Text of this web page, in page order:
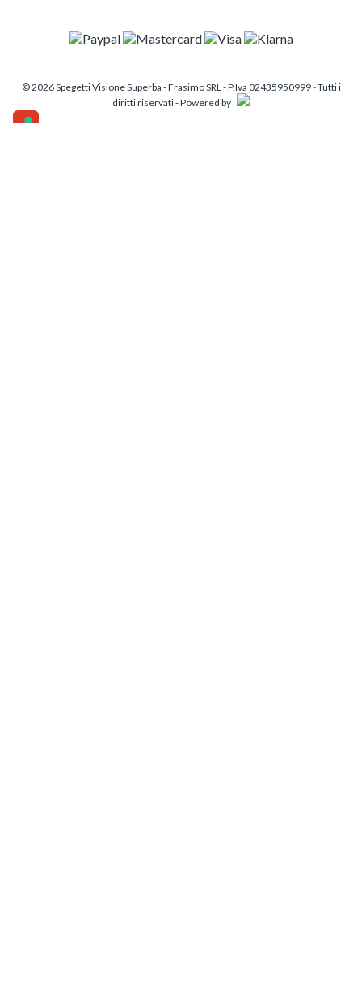
© 2026 Spegetti Visione Superba - Frasimo SRL - P.Iva 02435950999 - Tutti i
diritti riservati - Powered by